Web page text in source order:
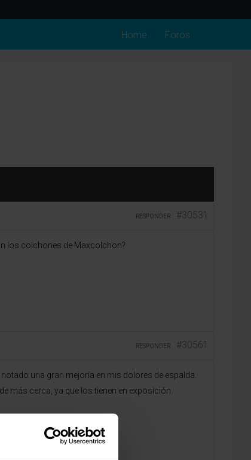
Home Foros
#30531
RESPONDER
los colchones de Maxcolchon?
#30561
RESPONDER
una gran mejoría en mis dolores de espalda.
más cerca, ya que los tienen en exposición.